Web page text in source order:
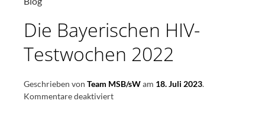
Die Bayerischen HIV-
Testwochen 2022
Geschrieben von Team MSB/sWam 18. Juli 2023.
Kommentare deaktiviertfür